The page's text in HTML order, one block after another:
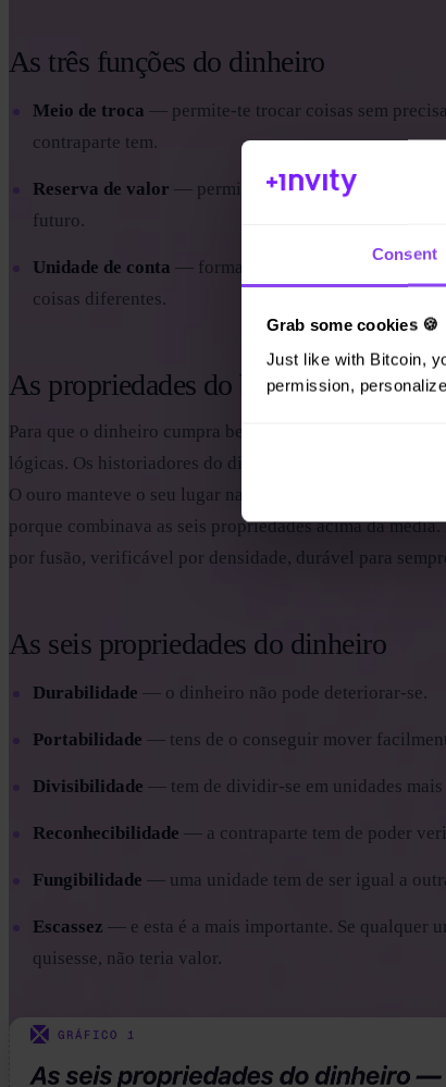
Consent
Grab some cookies 🍪
Just like with Bitcoin,
permission,
As três funções do dinheiro
Meio de troca — permite-te trocar coisas sem
contraparte tem.
Reserva de valor — permite-te transferir o poder de
futuro.
Unidade de conta — forma uma linguagem
coisas diferentes.
As propriedades do bom dinheiro
Para que o dinheiro cumpra bem as suas funções, tem
lógicas. Os historiadores do dinheiro costumam nomear
O ouro manteve o seu lugar na competição dos meios
porque combinava as seis propriedades acima da
por fusão, verificável por densidade, durável para
As seis propriedades do dinheiro
Durabilidade — o dinheiro não pode deteriorar-se.
Portabilidade — tens de o conseguir mover
Divisibilidade — tem de dividir-se em unidades mais
Reconhecibilidade — a contraparte tem de poder
Fungibilidade — uma unidade tem de ser igual a
Escassez — e esta é a mais importante. Se qualquer
quisesse, não teria valor.